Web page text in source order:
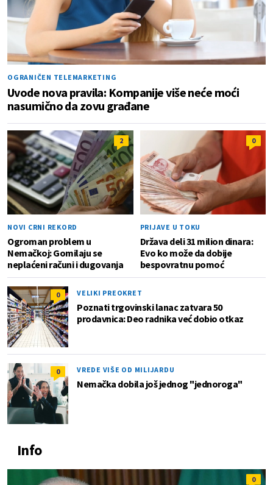
OGRANIČEN TELEMARKETING
Uvode nova pravila: Kompanije više neće moći
nasumično da zovu građane
2
NOVI CRNI REKORD
Ogroman problem u
Nemačkoj: Gomilaju se
neplaćeni računi i dugovanja
0
PRIJAVE U TOKU
Država deli 31 milion dinara:
Evo ko može da dobije
bespovratnu pomoć
0 VELIKI PREOKRET
Poznati trgovinski lanac zatvara 50
prodavnica: Deo radnika već dobio otkaz
0 VREDE VIŠE OD MILIJARDU
Nemačka dobila još jednog "jednoroga"
Info
0